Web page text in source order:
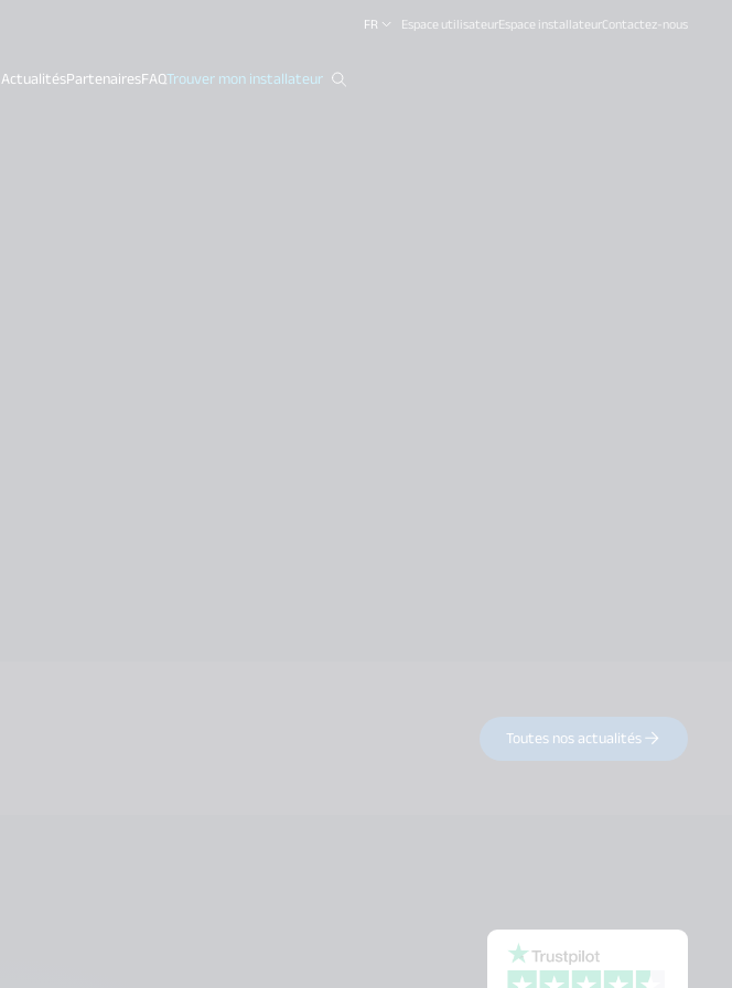
FR Espace utilisateurEspace installateurContactez-nous
ActualitésPartenairesFAQTrouver mon installateur
Toutes nos actualités